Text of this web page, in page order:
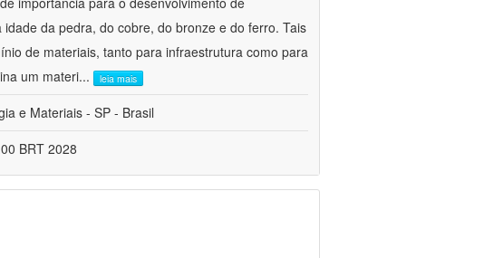
da pedra, do cobre, do bronze e do ferro. Tais
de materiais, tanto para infraestrutura como para
um materi... leia mais
e Materiais - SP - Brasil
BRT 2028